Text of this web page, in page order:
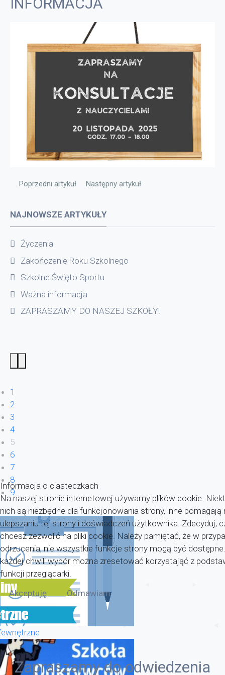
Poprzedni artykuł: Święto Niepodległości
Poprzedni artykuł Następny artykuł: INFORMACJA
Następny artykuł
NAJNOWSZE ARTYKUŁY
Życzenia
Zakończenie Roku Szkolnego
Szkolne Święto Sportu
Ważna informacja
ZAPRASZAMY DO NASZEJ SZKOŁY!
1
2
3
4
5
6
7
8
9
Zapraszamy do odwiedzenia
Informacja o ciasteczkach
Na naszej stronie internetowej używamy plików cookie.
nich są niezbędne dla funkcjonowania strony, inne pomagają
ulepszaniu tej strony i doświadczeń użytkownika. Zdecyduj,
chcesz zezwolić na pliki cookie. Należy pamiętać, że w
odrzucenia, nie wszystkie funkcje strony mogą być
każdej chwili wybór można zresetować korzystająć z
funkcji przeglądarki.
Akceptuję
Odmawiam